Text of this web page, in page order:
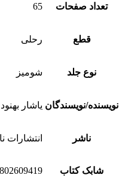
تعداد صفحات 65
قطع رحلی
نوع جلد شومیز
نویسنده/نویسندگان یاشار بهنود
ناشر انتشارات
شابک کتاب